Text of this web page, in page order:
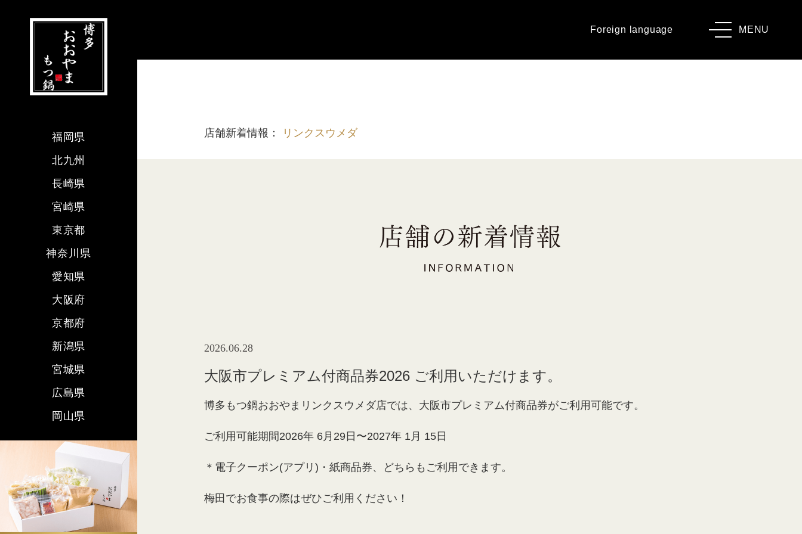
Foreign language MENU
店舗新着情報： リンクスウメダ
2026.06.28
大阪市プレミアム付商品券2026 ご利用いただけます。
博多もつ鍋おおやまリンクスウメダ店では、大阪市プレミアム付商品券がご利用可能です。
ご利用可能期間2026年 6月29日〜2027年 1月 15日
＊電子クーポン(アプリ)・紙商品券、どちらもご利用できます。
梅田でお食事の際はぜひご利用ください！
福岡県
北九州
長崎県
宮崎県
東京都
神奈川県
愛知県
大阪府
京都府
新潟県
宮城県
広島県
岡山県